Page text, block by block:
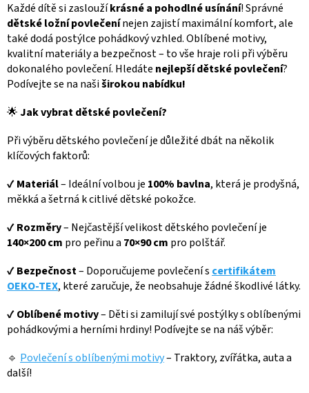
Každé dítě si zasloužíkrásné a pohodlné usínání! Správné
dětské ložní povlečenínejen zajistí maximální komfort, ale
také dodá postýlce pohádkový vzhled. Oblíbené motivy,
kvalitní materiály a bezpečnost – to vše hraje roli při výběru
dokonalého povlečení. Hledáte nejlepší dětské povlečení?
Podívejte se na našiširokou nabídku!
🌟Jak vybrat dětské povlečení?
Při výběru dětského povlečení je důležité dbát na několik
klíčových faktorů:
✔Materiál– Ideální volbou je 100% bavlna, která je prodyšná,
měkká a šetrná k citlivé dětské pokožce.
✔Rozměry– Nejčastější velikost dětského povlečení je
140×200 cm pro peřinu a 70×90 cm pro polštář.
✔Bezpečnost– Doporučujeme povlečení scertifikátem
OEKO-TEX, které zaručuje, že neobsahuje žádné škodlivé látky.
✔Oblíbené motivy– Děti si zamilují své postýlky s oblíbenými
pohádkovými a herními hrdiny! Podívejte se na náš výběr:
🔹 Povlečení s oblíbenými motivy– Traktory, zvířátka, auta a
další!